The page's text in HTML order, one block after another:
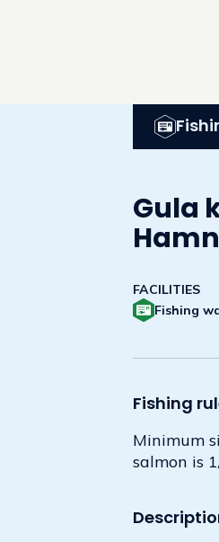
Gula
FACILITIES
Fishing
Fishing
Minimum
salmon is